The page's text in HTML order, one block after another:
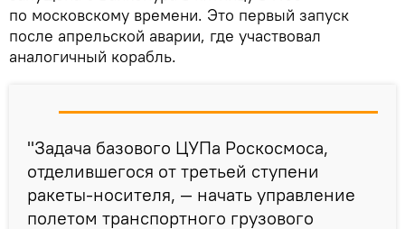
по московскому времени. Это первый запуск
после апрельской аварии, где участвовал
аналогичный корабль.
"Задача базового ЦУПа Роскосмоса,
отделившегося от третьей ступени
ракеты-носителя, — начать управление
полетом транспортного грузового